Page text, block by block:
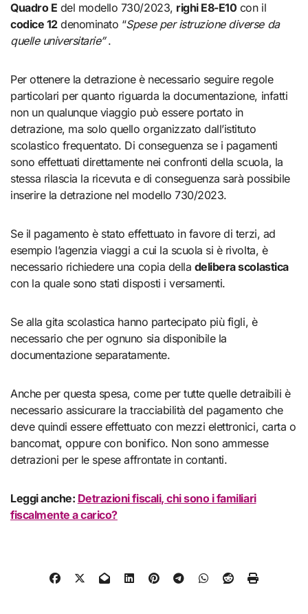
Quadro E del modello 730/2023, righi E8-E10 con il
codice 12denominato “Spese per istruzione diverse da
quelle universitarie”.
Per ottenere la detrazione è necessario seguire regole
particolari per quanto riguarda la documentazione, infatti
non un qualunque viaggio può essere portato in
detrazione, ma solo quello organizzato dall’istituto
scolastico frequentato. Di conseguenza se i pagamenti
sono effettuati direttamente nei confronti della scuola, la
stessa rilascia la ricevuta e di conseguenza sarà possibile
inserire la detrazione nel modello 730/2023.
Se il pagamento è stato effettuato in favore di terzi, ad
esempio l’agenzia viaggi a cui la scuola si è rivolta, è
necessario richiedere una copia della delibera scolastica
con la quale sono stati disposti i versamenti.
Se alla gita scolastica hanno partecipato più figli, è
necessario che per ognuno sia disponibile la
documentazione separatamente.
Anche per questa spesa, come per tutte quelle detraibili è
necessario assicurare la tracciabilità del pagamento che
deve quindi essere effettuato con mezzi elettronici, carta o
bancomat, oppure con bonifico. Non sono ammesse
detrazioni per le spese affrontate in contanti.
Leggi anche: Detrazioni fiscali, chi sono i familiari
fiscalmente a carico?